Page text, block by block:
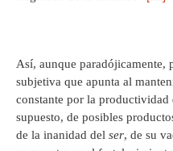
Así, aunque paradójicamente,
subjetiva que apunta al
constante por la productividad
supuesto, de posibles
de la inanidad del ser, de su